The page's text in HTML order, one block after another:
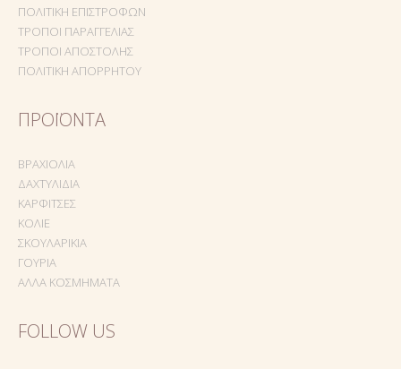
ΠΟΛΙΤΙΚΉ ΕΠΙΣΤΡΟΦΏΝ
ΤΡΌΠΟΙ ΠΑΡΑΓΓΕΛΊΑΣ
ΤΡΌΠΟΙ ΑΠΟΣΤΟΛΉΣ
ΠΟΛΙΤΙΚΉ ΑΠΟΡΡΉΤΟΥ
ΠΡΟΪΌΝΤΑ
ΒΡΑΧΙΌΛΙΑ
ΔΑΧΤΥΛΊΔΙΑ
ΚΑΡΦΊΤΣΕΣ
ΚΟΛΙΈ
ΣΚΟΥΛΑΡΊΚΙΑ
ΓΟΎΡΙΑ
ΆΛΛΑ ΚΟΣΜΉΜΑΤΑ
FOLLOW US